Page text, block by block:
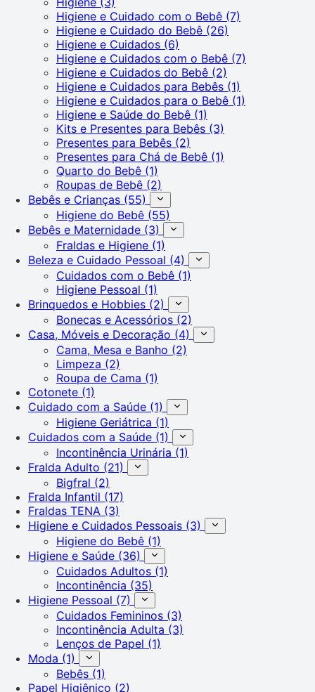
Higiene e Cuidado com o Bebê (7)
Higiene e Cuidado do Bebê (26)
Higiene e Cuidados (6)
Higiene e Cuidados com o Bebê (7)
Higiene e Cuidados do Bebê (2)
Higiene e Cuidados para Bebês (1)
Higiene e Cuidados para o Bebê (1)
Higiene e Saúde do Bebê (1)
Kits e Presentes para Bebês (3)
Presentes para Bebês (2)
Presentes para Chá de Bebê (1)
Quarto do Bebê (1)
Roupas de Bebê (2)
Bebês e Crianças (55)
Higiene do Bebê (55)
Bebês e Maternidade (3)
Fraldas e Higiene (1)
Beleza e Cuidado Pessoal (4)
Cuidados com o Bebê (1)
Higiene Pessoal (1)
Brinquedos e Hobbies (2)
Bonecas e Acessórios (2)
Casa, Móveis e Decoração (4)
Cama, Mesa e Banho (2)
Limpeza (2)
Roupa de Cama (1)
Cotonete (1)
Cuidado com a Saúde (1)
Higiene Geriátrica (1)
Cuidados com a Saúde (1)
Incontinência Urinária (1)
Fralda Adulto (21)
Bigfral (2)
Fralda Infantil (17)
Fraldas TENA (3)
Higiene e Cuidados Pessoais (3)
Higiene do Bebê (1)
Higiene e Saúde (36)
Cuidados Adultos (1)
Incontinência (35)
Higiene Pessoal (7)
Cuidados Femininos (3)
Incontinência Adulta (3)
Lenços de Papel (1)
Moda (1)
Bebês (1)
Papel Higiênico (2)